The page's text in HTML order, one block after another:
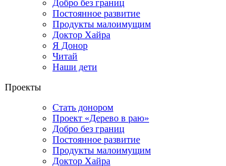
Добро без границ
Постоянное развитие
Продукты малоимущим
Доктор Хайра
Я Донор
Читай
Наши дети
Проекты
Стать донором
Проект «Дерево в раю»
Добро без границ
Постоянное развитие
Продукты малоимущим
Доктор Хайра